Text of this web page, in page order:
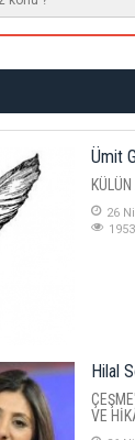
Ümit
26
Hilal
VE